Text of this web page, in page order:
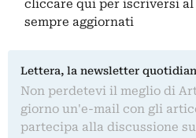
cliccare qui per iscriversi al
sempre aggiornati
Lettera, la newsletter
Non perdetevi il meglio di
giorno un'e-mail con gli
partecipa alla discussione